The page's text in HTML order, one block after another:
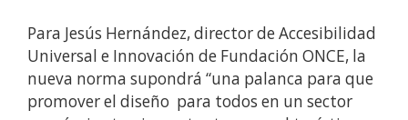
Para Jesús Hernández, director de Accesibilidad
Universal e Innovación de Fundación ONCE, la
nueva norma supondrá “una palanca para que
promover el diseño para todos en un sector